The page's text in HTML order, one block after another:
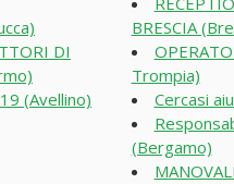
DI
(Avellino)
BRESCIA
Trompia)
Cercasi
(Bergamo)